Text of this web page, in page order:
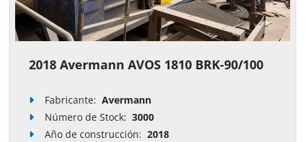
2018 Avermann AVOS 1810 BRK-90/100
Fabricante: Avermann
Número de Stock: 3000
Año de construcción: 2018